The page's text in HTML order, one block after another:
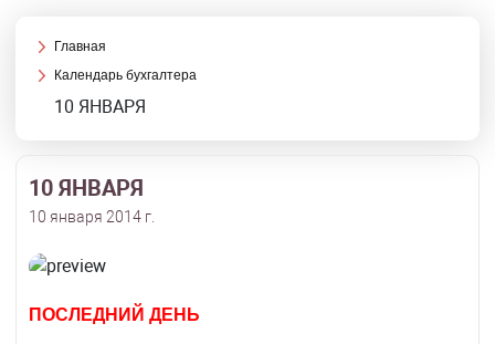
Главная
Календарь бухгалтера
10 ЯНВАРЯ
10 ЯНВАРЯ
10 января 2014 г.
ПОСЛЕДНИЙ ДЕНЬ